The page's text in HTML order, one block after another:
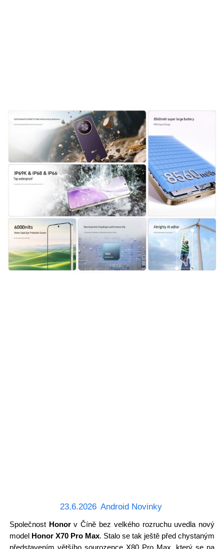
23.6.2026 Android Novinky
Společnost Honorv Číně bez velkého rozruchu uvedla nový
model Honor X70 Pro Max. Stalo se tak ještě před chystaným